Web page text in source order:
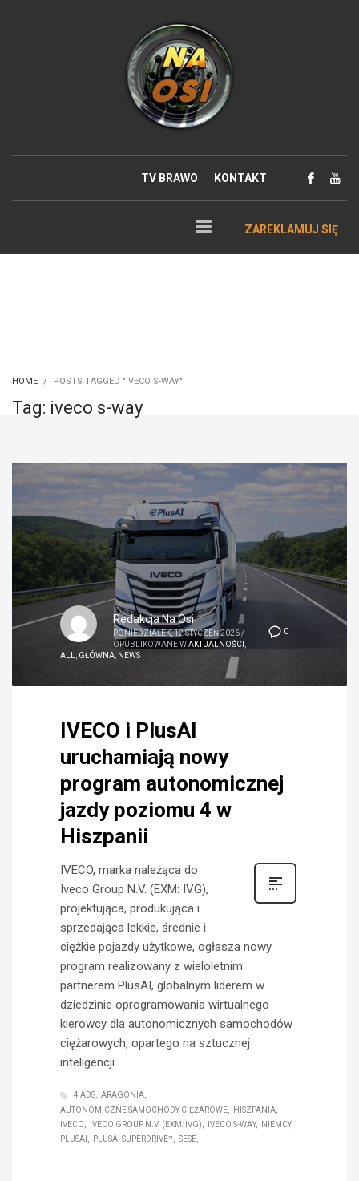
TV BRAWO KONTAKT
ZAREKLAMUJ SIĘ
HOME POSTS TAGGED "IVECO S-WAY"
Tag: iveco s-way
0
Redakcja Na Osi
PONIEDZIAŁEK, 12 STYCZEŃ 2026/
OPUBLIKOWANE WAKTUALNOŚCI ,
ALL, GŁÓWNA, NEWS
IVECO i PlusAI
uruchamiają nowy
program autonomicznej
jazdy poziomu 4 w
Hiszpanii
IVECO, marka należąca do
Iveco Group N.V. (EXM: IVG),
projektująca, produkująca i
sprzedająca lekkie, średnie i
ciężkie pojazdy użytkowe, ogłasza nowy
program realizowany z wieloletnim
partnerem PlusAI, globalnym liderem w
dziedzinie oprogramowania wirtualnego
kierowcy dla autonomicznych samochodów
ciężarowych, opartego na sztucznej
inteligencji.
4 ADS
ARAGONIA
AUTONOMICZNE SAMOCHODY CIĘŻAROWE
HISZPANIA
IVECO
IVECO GROUP N.V. (EXM: IVG) IVECO S-WAY
NIEMCY
PLUSAI
PLUSAI SUPERDRIVE™ SESÉ